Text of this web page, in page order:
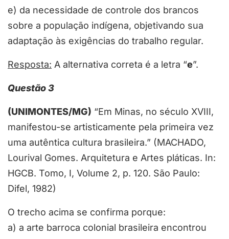
e) da necessidade de controle dos brancos
sobre a população indígena, objetivando sua
adaptação às exigências do trabalho regular.
Resposta: A alternativa correta é a letra “e”.
Questão 3
(UNIMONTES/MG) “Em Minas, no século XVIII,
manifestou-se artisticamente pela primeira vez
uma autêntica cultura brasileira.” (MACHADO,
Lourival Gomes. Arquitetura e Artes pláticas. In:
HGCB. Tomo, I, Volume 2, p. 120. São Paulo:
Difel, 1982)
O trecho acima se confirma porque:
a) a arte barroca colonial brasileira encontrou